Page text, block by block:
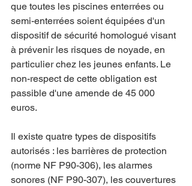
que toutes les piscines enterrées ou
semi-enterrées soient équipées d'un
dispositif de sécurité homologué visant
à prévenir les risques de noyade, en
particulier chez les jeunes enfants. Le
non-respect de cette obligation est
passible d'une amende de 45 000
euros.
Il existe quatre types de dispositifs
autorisés : les barrières de protection
(norme NF P90-306), les alarmes
sonores (NF P90-307), les couvertures